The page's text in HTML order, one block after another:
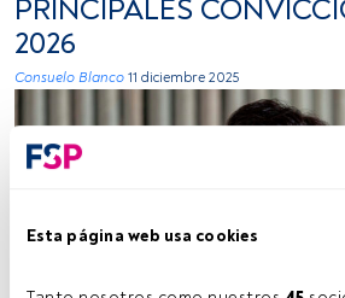
Esta página web usa cookies
PRINCIPALES
2026
Consuelo Blanco 11 diciembre 2025
Javier García Díaz. Foto: cedida (BlackRock)